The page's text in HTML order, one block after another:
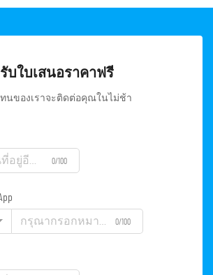
รับใบเสนอราคาฟรี
นของเราจะติดต่อคุณในไม่ช้า
0/100
0/100